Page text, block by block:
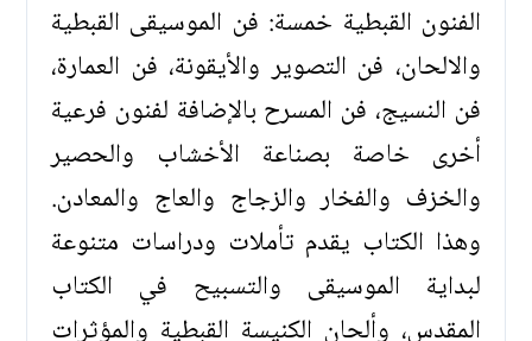
الفنون القبطية خمسة: فن الموسيقى القبطية
والالحان، فن التصوير والأيقونة، فن العمارة،
فن النسيج، فن المسرح بالإضافة لفنون فرعية
أخرى خاصة بصناعة الأخشاب والحصير
والخزف والفخار والزجاج والعاج والمعادن.
وهذا الكتاب يقدم تأملات ودراسات متنوعة
لبداية الموسيقى والتسبيح في الكتاب
المقدس، وألحان الكنيسة القبطية والمؤثرات